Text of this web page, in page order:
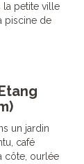
la petite ville
piscine de
un jardin
café
côte, ourlée